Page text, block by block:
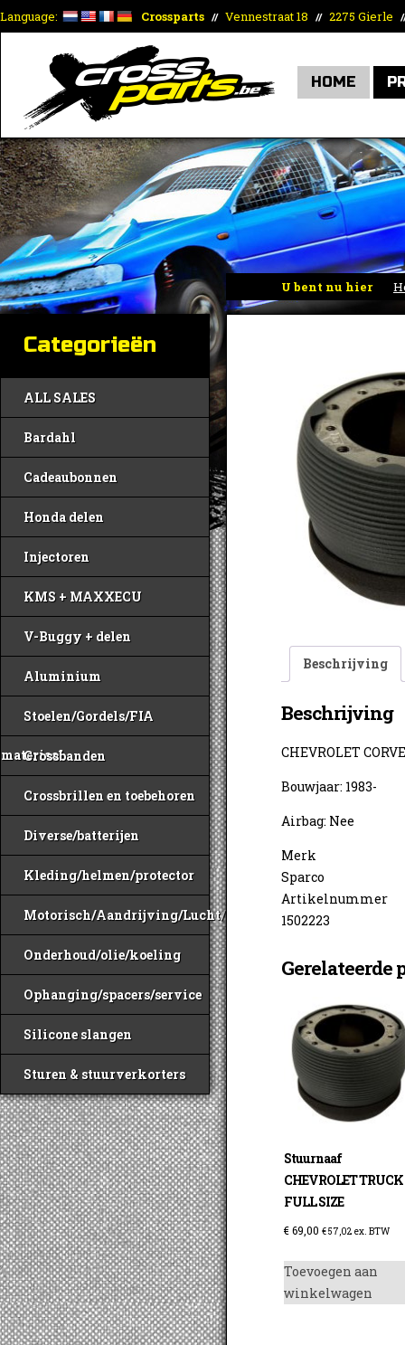
Language: Crossparts // Vennestraat 18 // 2275 Gierle
HOME
U bent nu hier
Categorieën
ALL SALES
Bardahl
Cadeaubonnen
Honda delen
Injectoren
KMS + MAXXECU
V-Buggy + delen
Aluminium
Stoelen/Gordels/FIA
materiaal
Crossbanden
Crossbrillen en toebehoren
Diverse/batterijen
Kleding/helmen/protector
Motorisch/Aandrijving/Lucht/Benzine
Onderhoud/olie/koeling
Ophanging/spacers/service
Silicone slangen
Sturen & stuurverkorters
Beschrijving
Beschrijving
CHEVROLET
Bouwjaar: 1983-
Airbag: Nee
Merk
Sparco
Artikelnummer
1502223
Gerelateerde
Stuurnaaf
CHEVROLET TRUCK
FULL SIZE
€69,00 €57,02 ex. BTW
Toevoegen aan
winkelwagen